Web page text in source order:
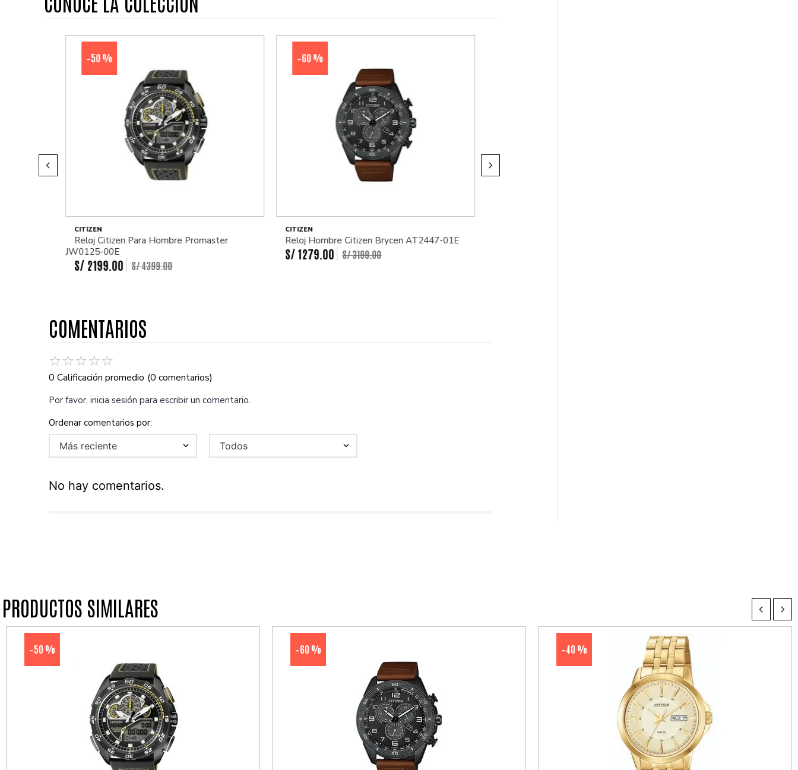
-50 %
CITIZEN
Reloj Citizen Para Hombre Promaster
JW0125-00E
S/ 2199.00 S/4399.00
-60 %
CITIZEN
Reloj Hombre Citizen Brycen AT2447-01E
S/1279.00 S/3199.00
COMENTARIOS
☆☆☆☆☆
0 Calificación promedio (0 comentarios)
Por favor, inicia sesión para escribir un comentario.
Más reciente Todos
No hay comentarios.
PRODUCTOS SIMILARES
-50 % -60 % -40 %